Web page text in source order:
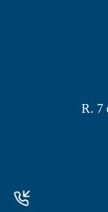
R. 7